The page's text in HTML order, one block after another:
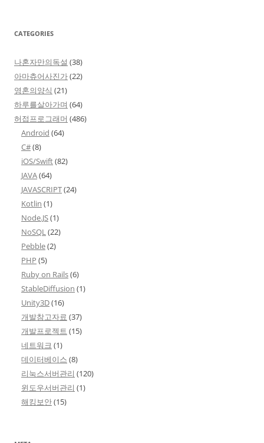
CATEGORIES
나혼자만의독설 (38)
아마츄어사진가(22)
영혼의양식 (21)
하루를살아가며 (64)
허접프로그래머 (486)
Android (64)
C#(8)
iOS/Swift(82)
JAVA(64)
JAVASCRIPT(24)
Kotlin (1)
Node.JS(1)
NoSQL(22)
Pebble(2)
PHP (5)
Ruby on Rails(6)
StableDiffusion (1)
Unity3D(16)
개발참고자료 (37)
개발프로젝트 (15)
네트워크 (1)
데이터베이스 (8)
리눅스서버관리 (120)
윈도우서버관리 (1)
해킹보안(15)